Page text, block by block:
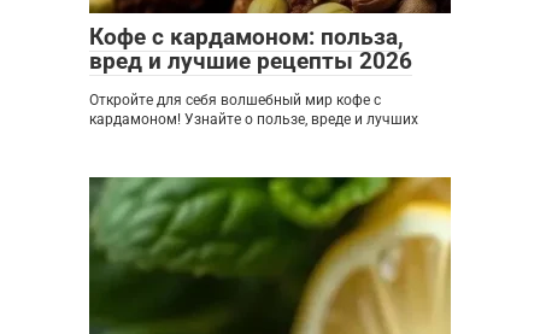
Кофе с кардамоном: польза,
вред и лучшие рецепты 2026
Откройте для себя волшебный мир кофе с
кардамоном! Узнайте о пользе, вреде и лучших